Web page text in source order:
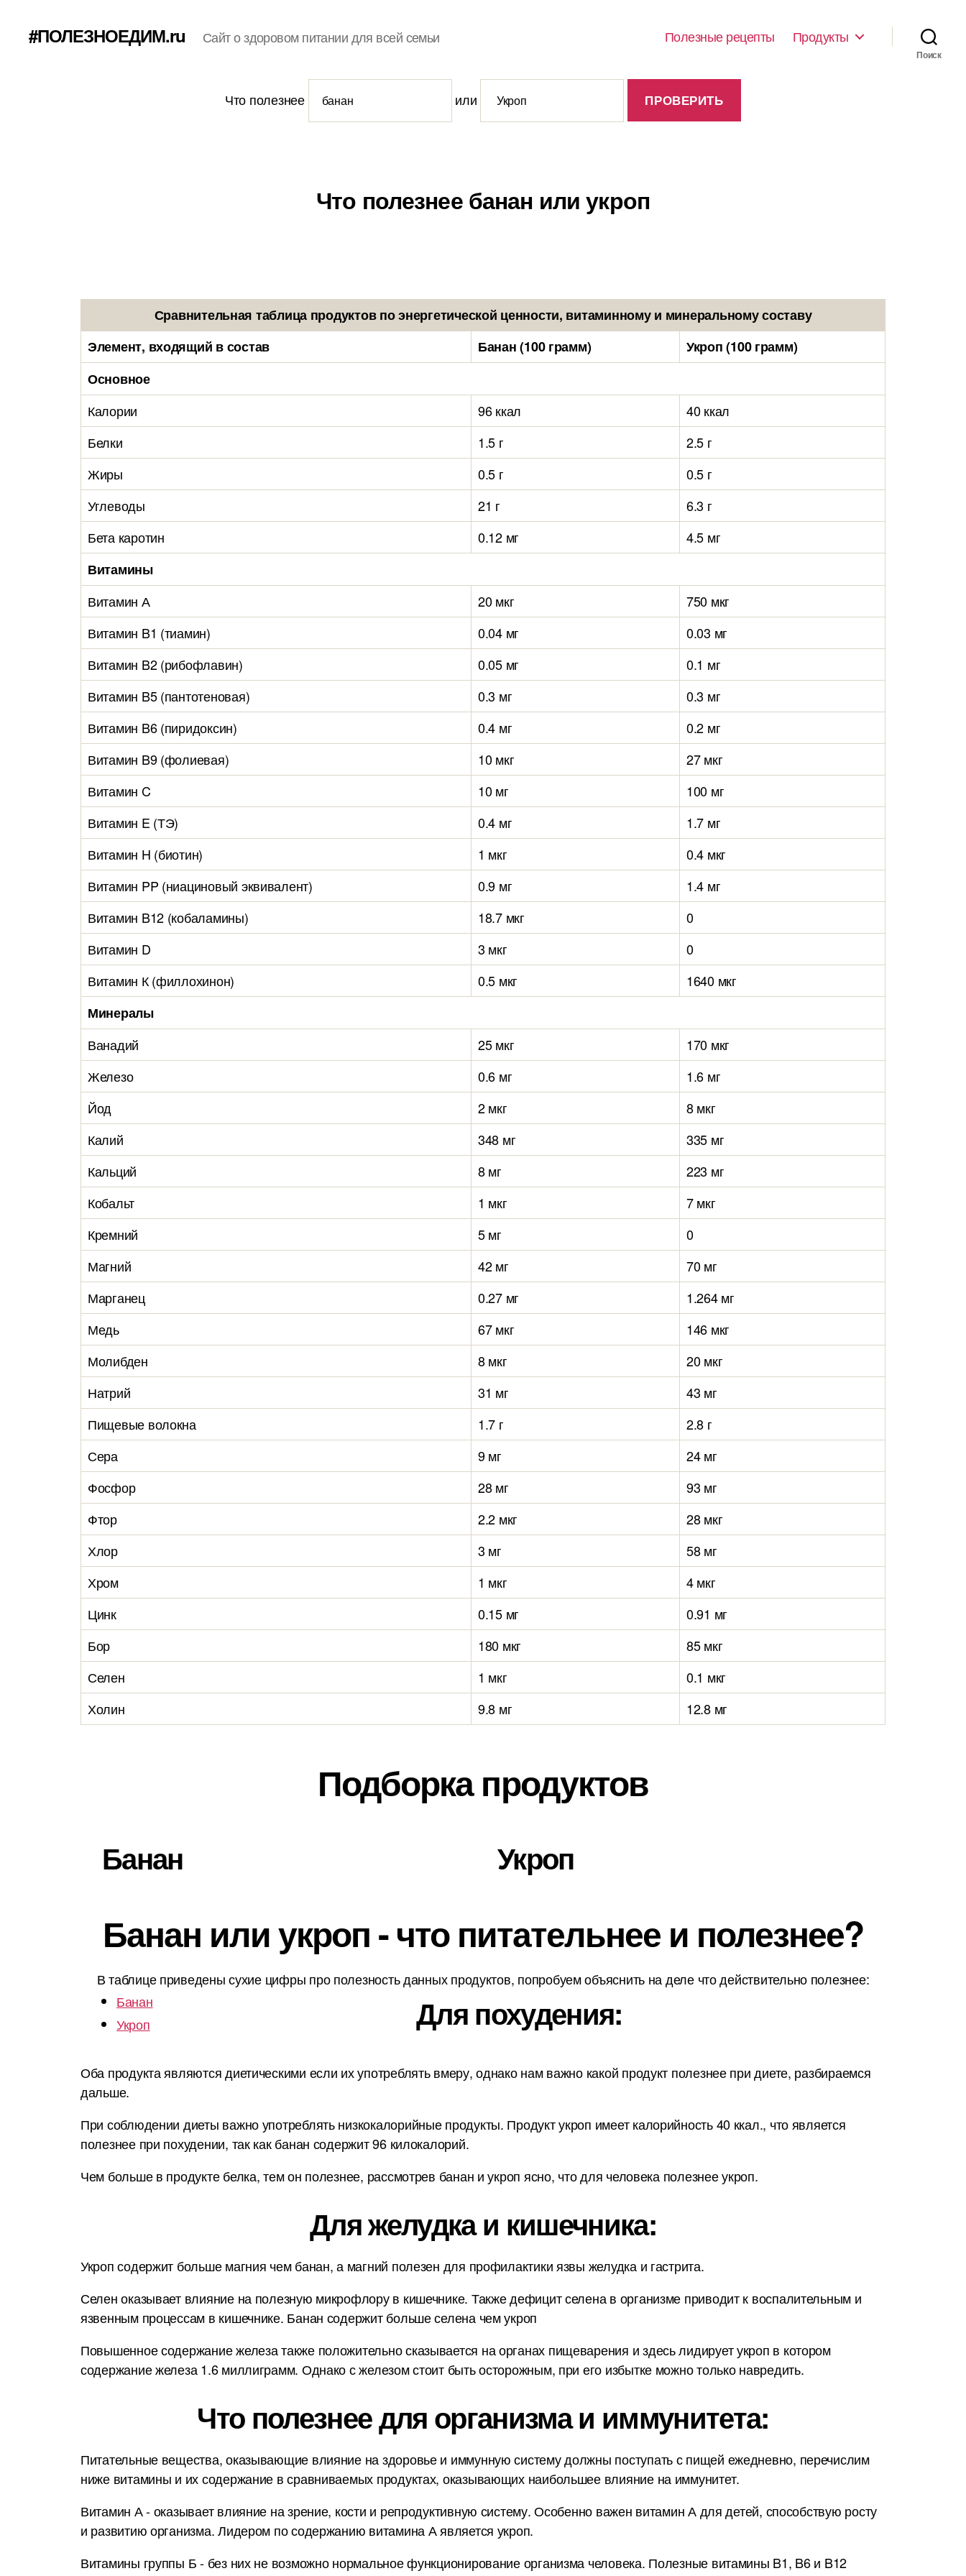
#ПОЛЕЗНОЕДИМ.ru Сайт о здоровом питании для всей семьи Полезные рецепты Продукты
Поиск
Что полезнее или
Что полезнее банан или укроп
Сравнительная таблица продуктов по энергетической ценности, витаминному и минеральному составу
Элемент, входящий в состав
Банан (100 грамм)
Укроп (100 грамм)
Основное
Калории
96 ккал
40 ккал
Белки
1.5 г
2.5 г
Жиры
0.5 г
0.5 г
Углеводы
21 г
6.3 г
Бета каротин
0.12 мг
4.5 мг
Витамины
Витамин А
20 мкг
750 мкг
Витамин B1 (тиамин)
0.04 мг
0.03 мг
Витамин B2 (рибофлавин)
0.05 мг
0.1 мг
Витамин B5 (пантотеновая)
0.3 мг
0.3 мг
Витамин B6 (пиридоксин)
0.4 мг
0.2 мг
Витамин B9 (фолиевая)
10 мкг
27 мкг
Витамин C
10 мг
100 мг
Витамин E (ТЭ)
0.4 мг
1.7 мг
Витамин H (биотин)
1 мкг
0.4 мкг
Витамин PP (ниациновый эквивалент)
0.9 мг
1.4 мг
Витамин B12 (кобаламины)
18.7 мкг
0
Витамин D
3 мкг
0
Витамин К (филлохинон)
0.5 мкг
1640 мкг
Минералы
Ванадий
25 мкг
170 мкг
Железо
0.6 мг
1.6 мг
Йод
2 мкг
8 мкг
Калий
348 мг
335 мг
Кальций
8 мг
223 мг
Кобальт
1 мкг
7 мкг
Кремний
5 мг
0
Магний
42 мг
70 мг
Марганец
0.27 мг
1.264 мг
Медь
67 мкг
146 мкг
Молибден
8 мкг
20 мкг
Натрий
31 мг
43 мг
Пищевые волокна
1.7 г
2.8 г
Сера
9 мг
24 мг
Фосфор
28 мг
93 мг
Фтор
2.2 мкг
28 мкг
Хлор
3 мг
58 мг
Хром
1 мкг
4 мкг
Цинк
0.15 мг
0.91 мг
Бор
180 мкг
85 мкг
Селен
1 мкг
0.1 мкг
Холин
9.8 мг 12.8 мг
Подборка продуктов
Банан Укроп
Банан или укроп - что питательнее и полезнее?
В таблице приведены сухие цифры про полезность данных продуктов, попробуем объяснить на деле что действительно полезнее:
Банан
Укроп
Для похудения:
Оба продукта являются диетическими если их употреблять вмеру, однако нам важно какой продукт полезнее при диете, разбираемся
дальше.
При соблюдении диеты важно употреблять низкокалорийные продукты. Продукт укроп имеет калорийность 40 ккал., что является
полезнее при похудении, так как банан содержит 96 килокалорий.
Чем больше в продукте белка, тем он полезнее, рассмотрев банан и укроп ясно, что для человека полезнее укроп.
Для желудка и кишечника:
Укроп содержит больше магния чем банан, а магний полезен для профилактики язвы желудка и гастрита.
Селен оказывает влияние на полезную микрофлору в кишечнике. Также дефицит селена в организме приводит к воспалительным и
язвенным процессам в кишечнике. Банан содержит больше селена чем укроп
Повышенное содержание железа также положительно сказывается на органах пищеварения и здесь лидирует укроп в котором
содержание железа 1.6 миллиграмм. Однако с железом стоит быть осторожным, при его избытке можно только навредить.
Что полезнее для организма и иммунитета:
Питательные вещества, оказывающие влияние на здоровье и иммунную систему должны поступать с пищей ежедневно, перечислим
ниже витамины и их содержание в сравниваемых продуктах, оказывающих наибольшее влияние на иммунитет.
Витамин А - оказывает влияние на зрение, кости и репродуктивную систему. Особенно важен витамин А для детей, способствую росту
и развитию организма. Лидером по содержанию витамина А является укроп.
Витамины группы Б - без них не возможно нормальное функционирование организма человека. Полезные витамины B1, B6 и B12